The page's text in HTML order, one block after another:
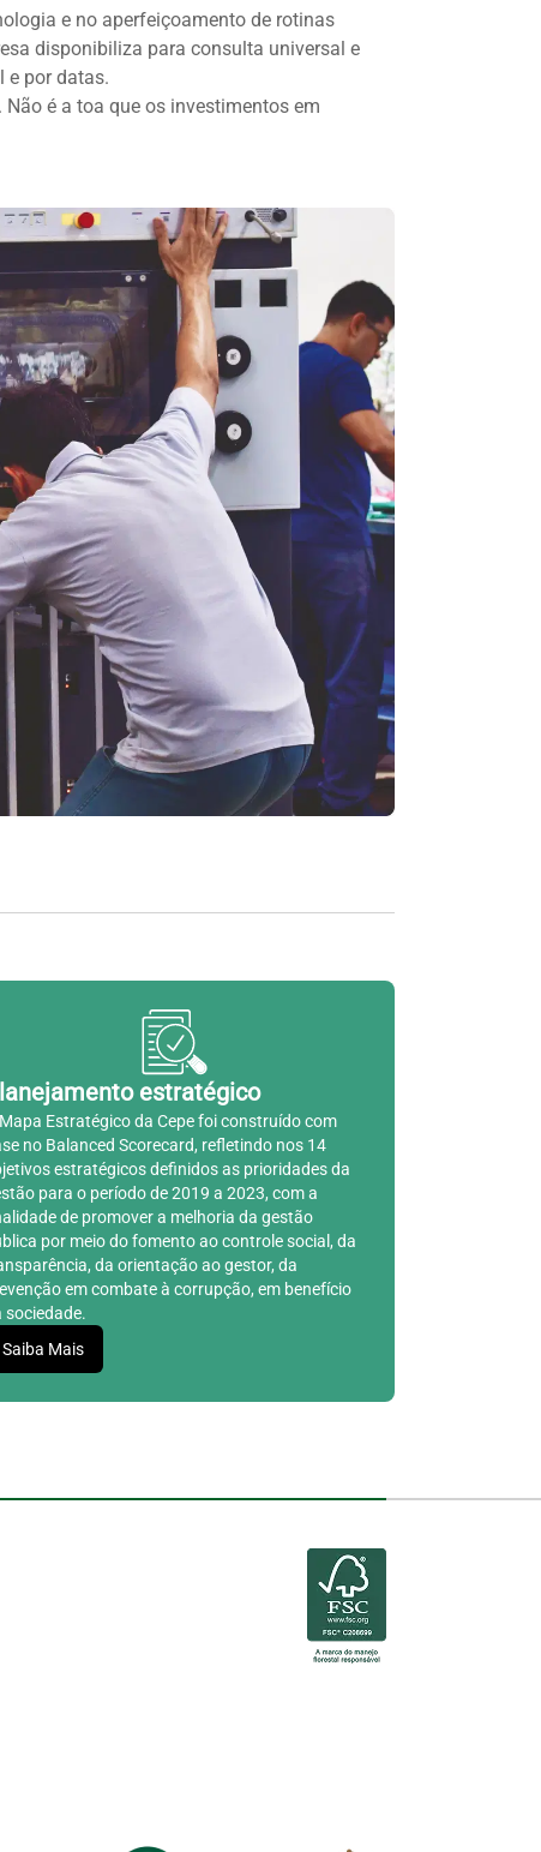
e no aperfeiçoamento de rotinas
disponibiliza para consulta universal e
e por datas.
é a toa que os investimentos em
estratégico
Estratégico da Cepe foi construído com
no Balanced Scorecard, refletindo nos 14
estratégicos definidos as prioridades da
para o período de 2019 a 2023, com a
de promover a melhoria da gestão
por meio do fomento ao controle social, da
da orientação ao gestor, da
em combate à corrupção, em benefício
sociedade.
Saiba Mais